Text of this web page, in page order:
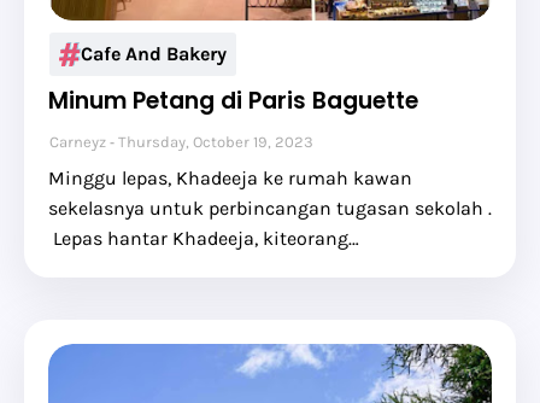
Cafe And Bakery
Minum Petang di Paris Baguette
Carneyz Thursday, October 19, 2023
Minggu lepas, Khadeeja ke rumah kawan
sekelasnya untuk perbincangan tugasan sekolah .
Lepas hantar Khadeeja, kiteorang…